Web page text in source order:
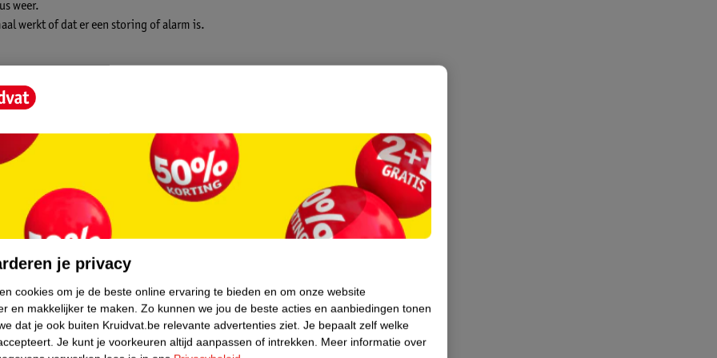
weer.
werkt of dat er een storing of alarm is.
alkaline batterijen. De melder geeft
vervangen moeten worden. De melder is
je privacy
cookies om je de beste online ervaring te bieden en om onze website
en makkelijker te maken. Zo kunnen we jou de beste acties en aanbiedingen tonen
dat je ook buiten Kruidvat.be relevante advertenties ziet. Je bepaalt zelf welke
Je kunt je voorkeuren altijd aanpassen of intrekken. Meer informatie over